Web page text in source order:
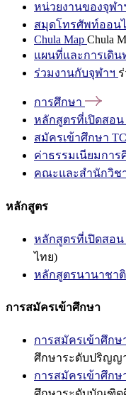
หน่วยงานของจุฬา
สมุดโทรศัพท์ออน
Chula Map Chula
แผนที่และการเดิน
ร่วมงานกับจุฬาฯ
การศึกษา
หลักสูตรที่เปิดสอน
สมัครเข้าศึกษา
ค่าธรรมเนียมการ
คณะและสำนักวิช
หลักสูตร
หลักสูตรที่เปิดสอน
ไทย)
หลักสูตรนานาชาติ
การสมัครเข้าศึกษา
การสมัครเข้าศึก
ศึกษาระดับปริญ
การสมัครเข้าศึก